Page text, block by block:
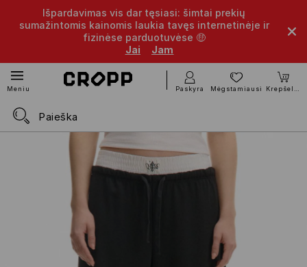
Išpardavimas vis dar tęsiasi: šimtai prekių
sumažintomis kainomis laukia tavęs internetinėje ir
fizinėse parduotuvėse 🤑
Jai
Jam
Meniu Paskyra Mėgstamiausi Krepšelis